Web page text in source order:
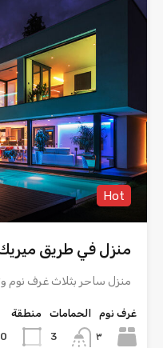
Hot
منزل في طريق
منزل ساحر بثلاث غرف نوم
غرف نوم
٣
الحمامات
3
منطقة